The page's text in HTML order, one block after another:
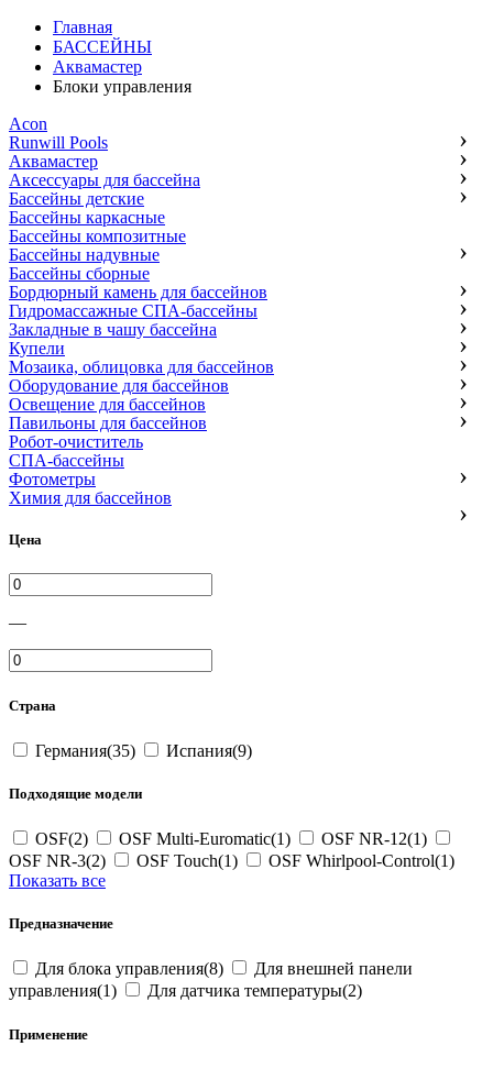
Главная
БАССЕЙНЫ
Аквамастер
Блоки управления
Acon
Runwill Pools
Аквамастер
Аксессуары для бассейна
Бассейны детские
Бассейны каркасные
Бассейны композитные
Бассейны надувные
Бассейны сборные
Бордюрный камень для бассейнов
Гидромассажные СПА-бассейны
Закладные в чашу бассейна
Купели
Мозаика, облицовка для бассейнов
Оборудование для бассейнов
Освещение для бассейнов
Павильоны для бассейнов
Робот-очиститель
СПА-бассейны
Фотометры
Химия для бассейнов
Цена
—
Страна
Германия(35) Испания(9)
Подходящие модели
OSF(2) OSF Multi-Euromatic(1)
OSF NR-12(1)
OSF NR-3(2)
OSF Touch(1)
OSF Whirlpool-Control(1)
Показать все
Предназначение
Для блока управления(8)
Для внешней панели
управления(1)
Для датчика температуры(2)
Применение